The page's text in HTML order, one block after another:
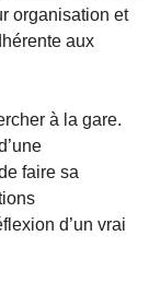
organisation et
aux
à la gare.
faire sa
d’un vrai